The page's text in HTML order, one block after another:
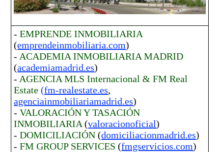
-EMPRENDE INMOBILIARIA
(emprendeinmobiliaria.com)
- ACADEMIA INMOBILIARIA MADRID
(academiamadrid.es)
- AGENCIA MLS Internacional & FM Real
Estate (fm-realestate.es,
agenciainmobiliariamadrid.es)
-VALORACIÓN Y TASACIÓN
INMOBILIARIA (valoracionoficial)
-DOMICILIACIÓN (domiciliacionmadrid.es)
-FM GROUP SERVICES (fmgservicios.com)